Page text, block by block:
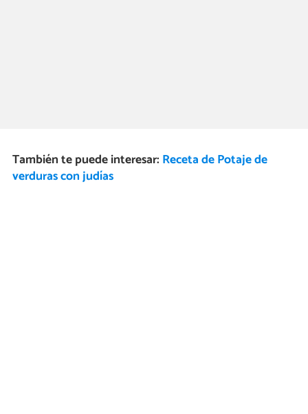
También te puede interesar: Receta de Potaje de
verduras con judías